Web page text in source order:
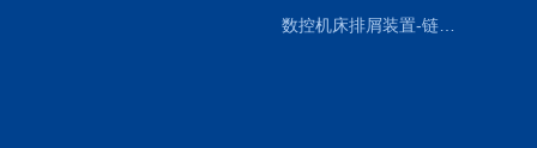
数控机床排屑装置-链板式排屑机